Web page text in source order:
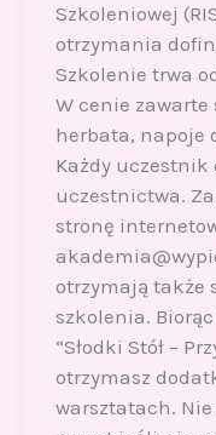
Szkoleniowej
otrzymania
Szkolenie trwa
W cenie
herbata, napoje
Każdy
uczestnictwa.
stronę
otrzymają także
szkolenia.
“Słodki Stół –
otrzymasz
warsztatach. Nie